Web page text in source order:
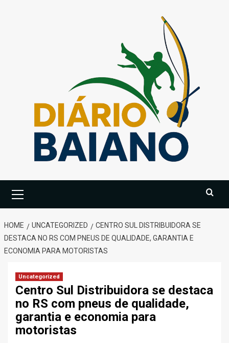
Menu
HOME UNCATEGORIZED
CENTRO SUL DISTRIBUIDORA SE
DESTACA NO RS COM PNEUS DE QUALIDADE, GARANTIA E
ECONOMIA PARA MOTORISTAS
Uncategorized
Centro Sul Distribuidora se destaca
no RS com pneus de qualidade,
garantia e economia para
motoristas